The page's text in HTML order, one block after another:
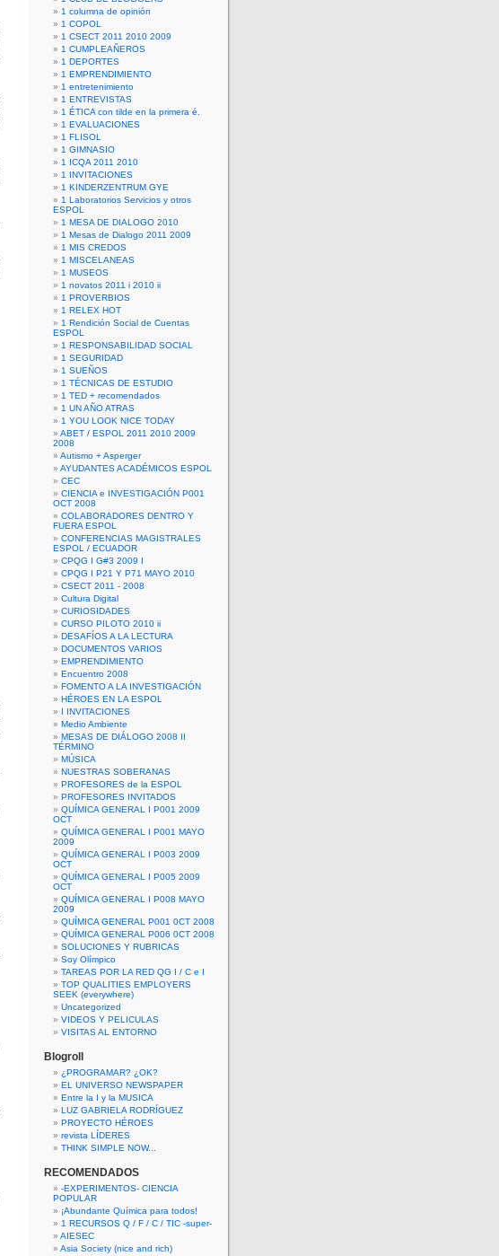
1 columna de opinión
1 COPOL
1 CSECT 2011 2010 2009
1 CUMPLEAÑEROS
1 DEPORTES
1 EMPRENDIMIENTO
1 entretenimiento
1 ENTREVISTAS
1 ÉTICA con tilde en la primera é.
1 EVALUACIONES
1 FLISOL
1 GIMNASIO
1 ICQA 2011 2010
1 INVITACIONES
1 KINDERZENTRUM GYE
1 Laboratorios Servicios y otros
ESPOL
1 MESA DE DIALOGO 2010
1 Mesas de Dialogo 2011 2009
1 MIS CREDOS
1 MISCELANEAS
1 MUSEOS
1 novatos 2011 i 2010 ii
1 PROVERBIOS
1 RELEX HOT
1 Rendición Social de Cuentas
ESPOL
1 RESPONSABILIDAD SOCIAL
1 SEGURIDAD
1 SUEÑOS
1 TÉCNICAS DE ESTUDIO
1 TED + recomendados
1 UN AÑO ATRAS
1 YOU LOOK NICE TODAY
ABET / ESPOL 2011 2010 2009
2008
Autismo + Asperger
AYUDANTES ACADÉMICOS ESPOL
CEC
CIENCIA e INVESTIGACIÓN P001
OCT 2008
COLABORADORES DENTRO Y
FUERA ESPOL
CONFERENCIAS MAGISTRALES
ESPOL / ECUADOR
CPQG I G#3 2009 I
CPQG I P21 Y P71 MAYO 2010
CSECT 2011 - 2008
Cultura Digital
CURIOSIDADES
CURSO PILOTO 2010 ii
DESAFÍOS A LA LECTURA
DOCUMENTOS VARIOS
EMPRENDIMIENTO
Encuentro 2008
FOMENTO A LA INVESTIGACIÓN
HÉROES EN LA ESPOL
I INVITACIONES
Medio Ambiente
MESAS DE DIÁLOGO 2008 II
TÉRMINO
MÚSICA
NUESTRAS SOBERANAS
PROFESORES de la ESPOL
PROFESORES INVITADOS
QUÍMICA GENERAL I P001 2009
OCT
QUÍMICA GENERAL I P001 MAYO
2009
QUÍMICA GENERAL I P003 2009
OCT
QUÍMICA GENERAL I P005 2009
OCT
QUÍMICA GENERAL I P008 MAYO
2009
QUÍMICA GENERAL P001 0CT 2008
QUÍMICA GENERAL P006 0CT 2008
SOLUCIONES Y RUBRICAS
Soy Olímpico
TAREAS POR LA RED QG I / C e I
TOP QUALITIES EMPLOYERS
SEEK (everywhere)
Uncategorized
VIDEOS Y PELICULAS
VISITAS AL ENTORNO
Blogroll
¿PROGRAMAR? ¿OK?
EL UNIVERSO NEWSPAPER
Entre la I y la MUSICA
LUZ GABRIELA RODRÍGUEZ
PROYECTO HÉROES
revista LÍDERES
THINK SIMPLE NOW...
RECOMENDADOS
-EXPERIMENTOS- CIENCIA
POPULAR
¡Abundante Química para todos!
1 RECURSOS Q / F / C / TIC -super-
AIESEC
Asia Society (nice and rich)